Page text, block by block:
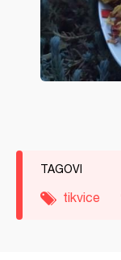
TAGOVI
tikvice